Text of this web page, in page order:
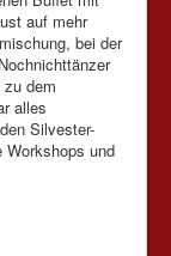
auf mehr
bei der
dem
alles
Silvester-
Workshops und